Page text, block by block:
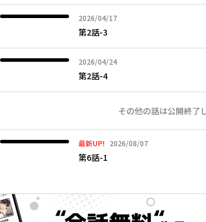
2026/04/17
2026年04月17日
第2話-3
2026/04/24
2026年04月24日
第2話-4
その他の話は公開終了
最新UP! 2026/08/07
2026年08月07日
第6話-1